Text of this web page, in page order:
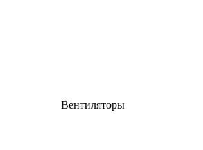
Вентиляторы